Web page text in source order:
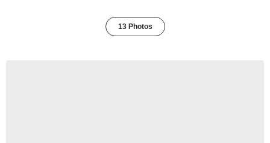
13 Photos